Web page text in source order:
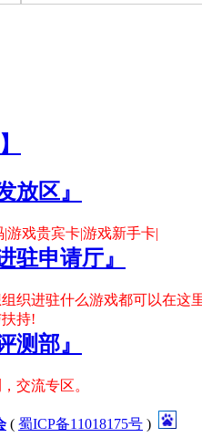
兽”夫..
放区』
|游戏贵宾卡|游戏新手卡|
驻申请厅』
织进驻什么游戏都可以在这
持!
测部』
交流专区。
( 蜀ICP备11018175号 )